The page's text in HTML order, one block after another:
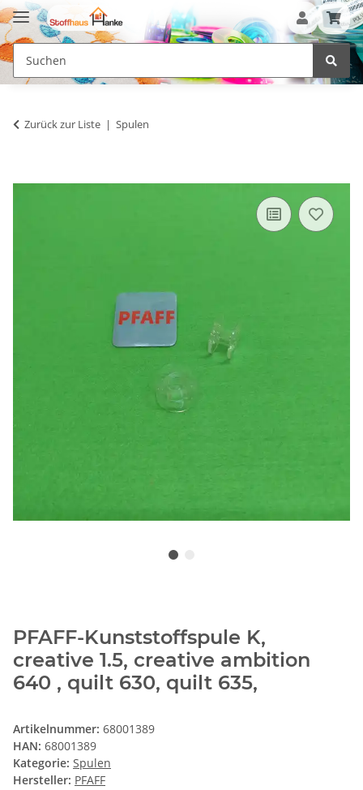
Zurück zur Liste Spulen
PFAFF-Kunststoffspule K,
creative 1.5, creative ambition
640 , quilt 630, quilt 635,
Artikelnummer: 68001389
HAN: 68001389
Kategorie: Spulen
Hersteller: PFAFF